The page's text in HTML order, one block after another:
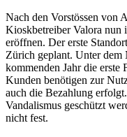
Nach den Vorstössen von
Kioskbetreiber Valora nun
eröffnen. Der erste
Zürich geplant. Unter
kommenden Jahr die erste
Kunden benötigen zur
auch die Bezahlung
Vandalismus geschützt
nicht fest.